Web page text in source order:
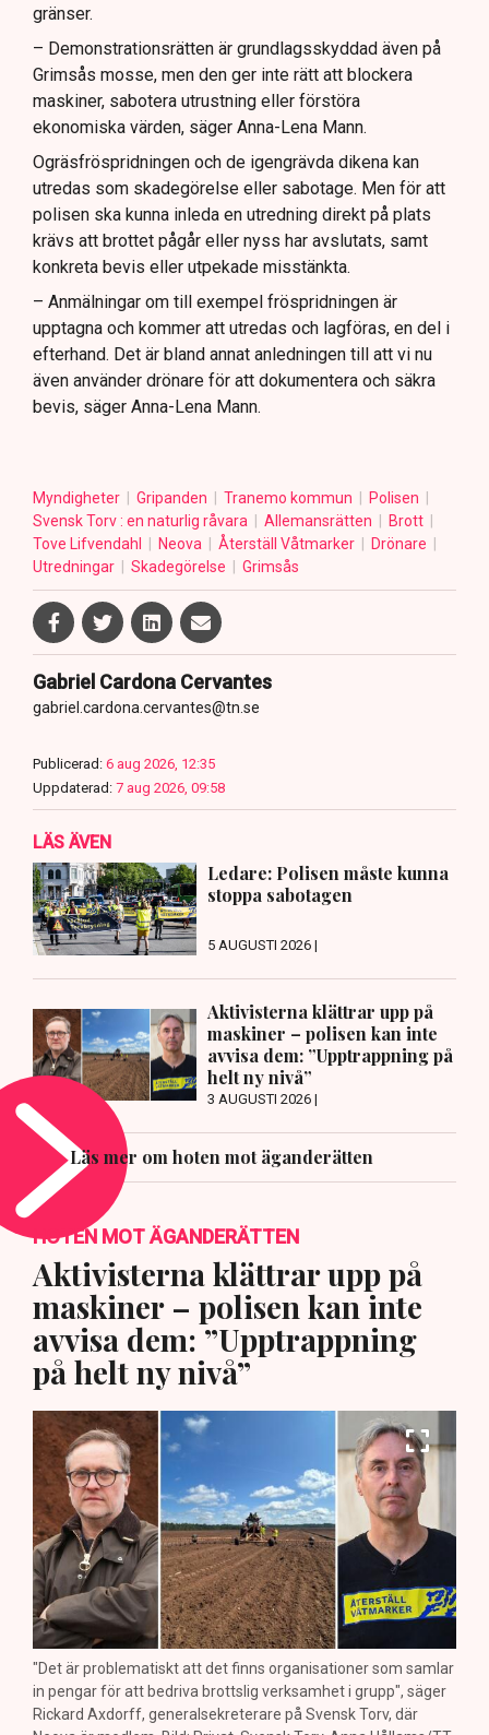
gränser.
– Demonstrationsrätten är grundlagsskyddad även på
Grimsås mosse, men den ger inte rätt att blockera
maskiner, sabotera utrustning eller förstöra
ekonomiska värden, säger Anna-Lena Mann.
Ogräsfröspridningen och de igengrävda dikena kan
utredas som skadegörelse eller sabotage. Men för att
polisen ska kunna inleda en utredning direkt på plats
krävs att brottet pågår eller nyss har avslutats, samt
konkreta bevis eller utpekade misstänkta.
– Anmälningar om till exempel fröspridningen är
upptagna och kommer att utredas och lagföras, en del i
efterhand. Det är bland annat anledningen till att vi nu
även använder drönare för att dokumentera och säkra
bevis, säger Anna-Lena Mann.
Myndigheter Gripanden Tranemo kommun
Polisen
Svensk Torv : en naturlig råvara
Allemansrätten
Brott
Tove Lifvendahl
Neova Återställ Våtmarker
Drönare
Utredningar
Skadegörelse Grimsås
Gabriel Cardona Cervantes
gabriel.cardona.cervantes@tn.se
Publicerad: 6 aug 2026, 12:35
Uppdaterad: 7 aug 2026, 09:58
LÄS ÄVEN
Ledare: Polisen måste kunna
stoppa sabotagen
5 AUGUSTI 2026 |
Aktivisterna klättrar upp på
maskiner – polisen kan inte
avvisa dem: ”Upptrappning på
helt ny nivå”
3 AUGUSTI 2026 |
Läs mer om hoten mot äganderätten
HOTEN MOT ÄGANDERÄTTEN
Aktivisterna klättrar upp på
maskiner – polisen kan inte
avvisa dem: ”Upptrappning
på helt ny nivå”
"Det är problematiskt att det finns organisationer som samlar
in pengar för att bedriva brottslig verksamhet i grupp", säger
Rickard Axdorff, generalsekreterare på Svensk Torv, där